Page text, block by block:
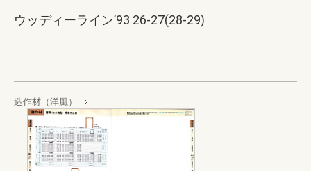
ウッディーライン’93 26-27(28-29)
造作材（洋風）